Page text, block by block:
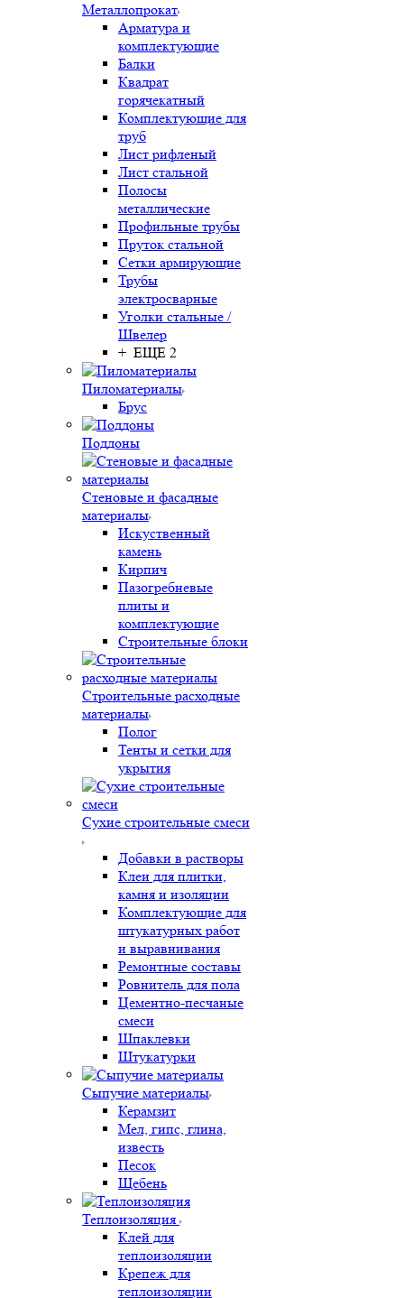
Металлопрокат
Арматура и
комплектующие
Балки
Квадрат
горячекатный
Комплектующие для
труб
Лист рифленый
Лист стальной
Полосы
металлические
Профильные трубы
Пруток стальной
Сетки армирующие
Трубы
электросварные
Уголки стальные /
Швелер
+ ЕЩЕ 2
Пиломатериалы
Брус
Поддоны
Стеновые и фасадные
материалы
Искуственный
камень
Кирпич
Пазогребневые
плиты и
комплектующие
Строительные блоки
Строительные расходные
материалы
Полог
Тенты и сетки для
укрытия
Сухие строительные смеси
Добавки в растворы
Клеи для плитки,
камня и изоляции
Комплектующие для
штукатурных работ
и выравнивания
Ремонтные составы
Ровнитель для пола
Цементно-песчаные
смеси
Шпаклевки
Штукатурки
Сыпучие материалы
Керамзит
Мел, гипс, глина,
известь
Песок
Щебень
Теплоизоляция
Клей для
теплоизоляции
Крепеж для
теплоизоляции